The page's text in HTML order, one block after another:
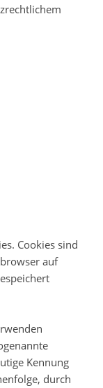
Cookies sind
auf
Kennung
durch